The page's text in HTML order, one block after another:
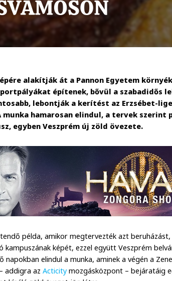
alakítják át a Pannon Egyetem
építenek, bővül a szabadidős
lebontják a kerítést az Erzsébet-
hamarosan elindul, a tervek szerint
egyben Veszprém új zöld övezete.
példa, amikor megtervezték azt beruházást,
kampuszának képét, ezzel együtt Veszprém
napokban elindul a munka, aminek a végén a
addigra azActicitymozgásközpont – bejáratáig